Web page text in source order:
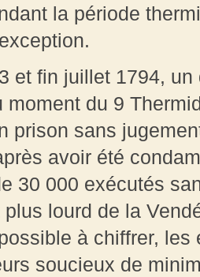
la période
et fin juillet 1794,
moment du 9
prison sans
avoir été
30 000 exécutés
lourd de la
à chiffrer,
soucieux de